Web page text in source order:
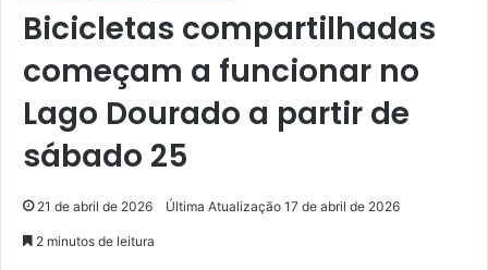
Bicicletas compartilhadas
começam a funcionar no
Lago Dourado a partir de
sábado 25
21 de abril de 2026 Última Atualização 17 de abril de 2026
2 minutos de leitura